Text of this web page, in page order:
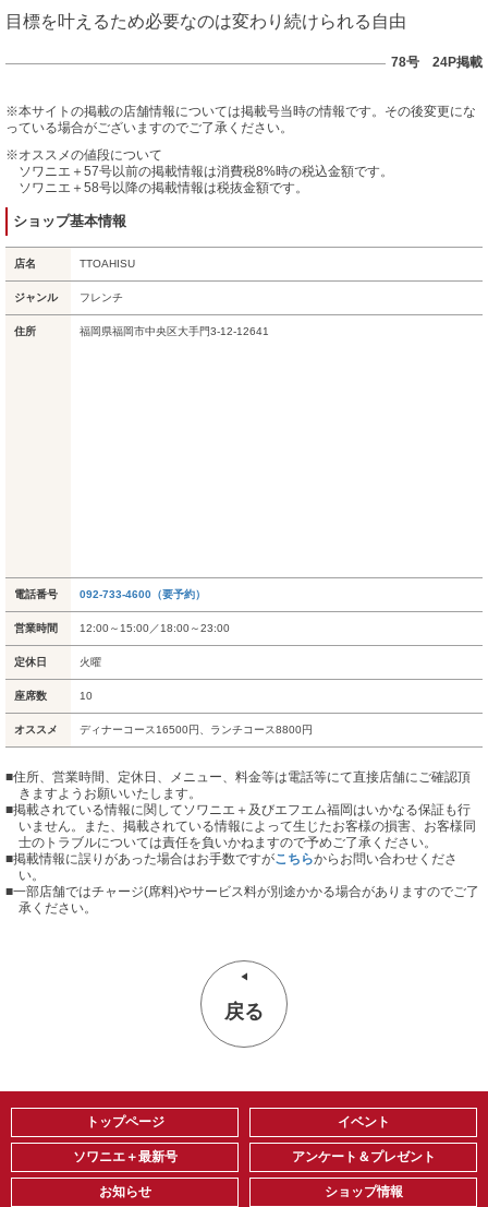
目標を叶えるため必要なのは変わり続けられる自由
78号 24P掲載
※本サイトの掲載の店舗情報については掲載号当時の情報です。その後変更にな
っている場合がございますのでご了承ください。
※オススメの値段について
ソワニエ＋57号以前の掲載情報は消費税8%時の税込金額です。
ソワニエ＋58号以降の掲載情報は税抜金額です。
ショップ基本情報
店名 TTOAHISU
ジャンル フレンチ
住所 福岡県福岡市中央区大手門3-12-12641
電話番号 092-733-4600（要予約）
営業時間 12:00～15:00／18:00～23:00
定休日 火曜
座席数 10
オススメ ディナーコース16500円、ランチコース8800円
■住所、営業時間、定休日、メニュー、料金等は電話等にて直接店舗にご確認頂
きますようお願いいたします。
■掲載されている情報に関してソワニエ＋及びエフエム福岡はいかなる保証も行
いません。また、掲載されている情報によって生じたお客様の損害、お客様同
士のトラブルについては責任を負いかねますので予めご了承ください。
■掲載情報に誤りがあった場合はお手数ですがこちらからお問い合わせくださ
い。
■一部店舗ではチャージ(席料)やサービス料が別途かかる場合がありますのでご了
承ください。
戻る
トップページ
ソワニエ＋最新号
お知らせ
イベント
アンケート＆プレゼント
ショップ情報